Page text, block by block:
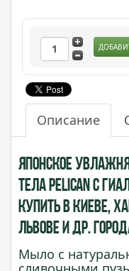
Описание
Японское
тела Pelican с
купить в Киеве,
Львове и др.
Мыло с